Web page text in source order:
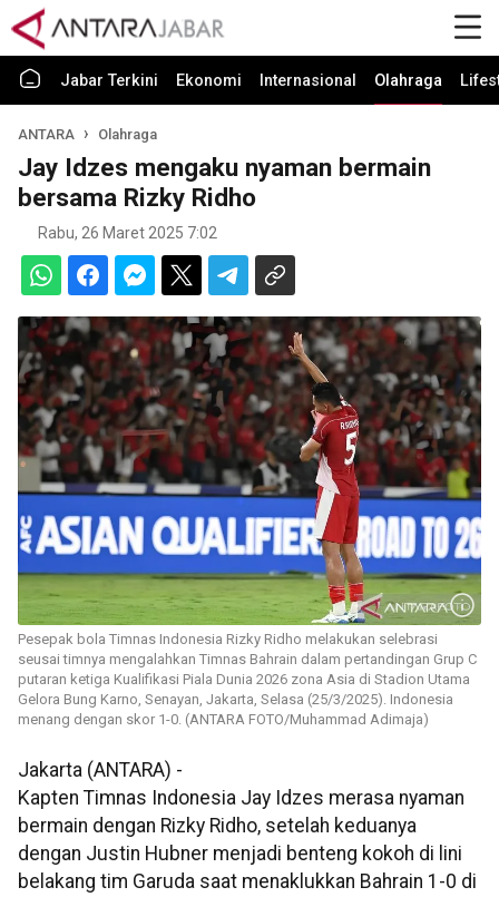
Jabar Terkini Ekonomi Internasional Olahraga
ANTARA Olahraga
Jay Idzes mengaku nyaman bermain
bersama Rizky Ridho
Rabu, 26 Maret 2025 7:02
Pesepak bola Timnas Indonesia Rizky Ridho melakukan selebrasi
seusai timnya mengalahkan Timnas Bahrain dalam pertandingan Grup C
putaran ketiga Kualifikasi Piala Dunia 2026 zona Asia di Stadion Utama
Gelora Bung Karno, Senayan, Jakarta, Selasa (25/3/2025). Indonesia
menang dengan skor 1-0. (ANTARA FOTO/Muhammad Adimaja)
Jakarta (ANTARA) -
Kapten Timnas Indonesia Jay Idzes merasa nyaman
bermain dengan Rizky Ridho, setelah keduanya
dengan Justin Hubner menjadi benteng kokoh di lini
belakang tim Garuda saat menaklukkan Bahrain 1-0 di